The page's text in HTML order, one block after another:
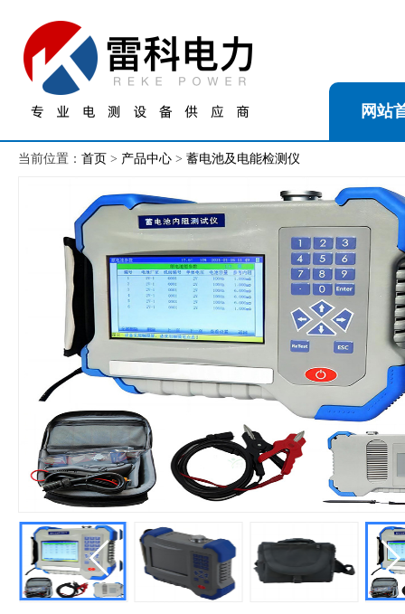
网站
当前位置： 首页 > 产品中心 > 蓄电池及电能检测仪